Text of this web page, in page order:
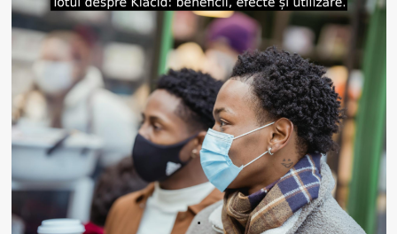
Tratamentul
constipației
cu
Picoprep